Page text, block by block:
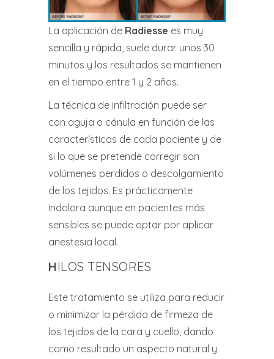
La aplicación de Radiesse es muy
sencilla y rápida, suele durar unos 30
minutos y los resultados se mantienen
en el tiempo entre 1 y 2 años.
La técnica de infiltración puede ser
con aguja o cánula en función de las
características de cada paciente y de
si lo que se pretende corregir son
volúmenes perdidos o descolgamiento
de los tejidos. Es prácticamente
indolora aunque en pacientes más
sensibles se puede optar por aplicar
anestesia local.
HILOS TENSORES
Este tratamiento se utiliza para reducir
o minimizar la pérdida de firmeza de
los tejidos de la cara y cuello, dando
como resultado un aspecto natural y